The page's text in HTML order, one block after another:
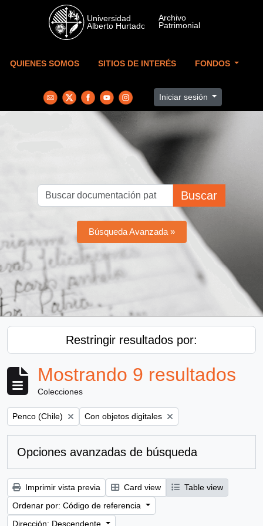
Skip to main content
QUIENES SOMOS SITIOS DE INTERÉS FONDOS
Iniciar sesión
Buscar
Búsqueda Avanzada »
Restringir resultados por:
Mostrando 9 resultados
Colecciones
Remove filter:
Penco (Chile) Remove filter:
Con objetos digitales
Opciones avanzadas de búsqueda
Imprimir vista previa Card view
Table view
Ordenar por: Código de referencia
Dirección: Descendente